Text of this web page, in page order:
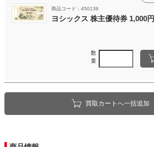
商品コード：450136
ヨシックス 株主優待券 1,000円
数
量
買取カートへ一括追加